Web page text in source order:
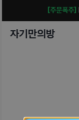
[주문폭주]
자기만의방